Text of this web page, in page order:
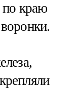
по краю